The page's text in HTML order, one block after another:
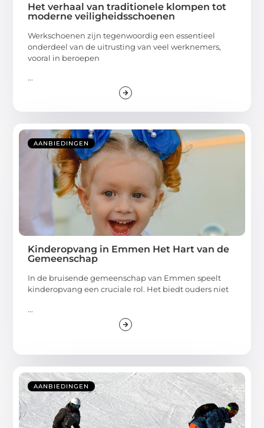
Het verhaal van traditionele klompen tot
moderne veiligheidsschoenen
Werkschoenen zijn tegenwoordig een essentieel
onderdeel van de uitrusting van veel werknemers,
vooral in beroepen
...
AANBIEDINGEN
Kinderopvang in Emmen Het Hart van de
Gemeenschap
In de bruisende gemeenschap van Emmen speelt
kinderopvang een cruciale rol. Het biedt ouders niet
...
AANBIEDINGEN